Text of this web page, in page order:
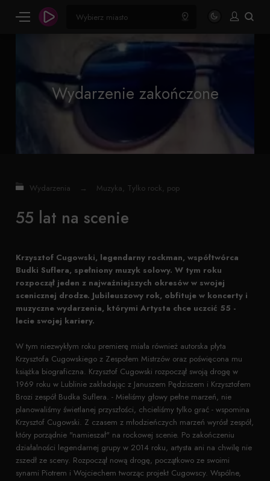
Wydarzenie zakończone
Wydarzenia → Muzyka, Tylko rock, pop
55 lat na scenie
Krzysztof Cugowski, legendarny rockman, współtwórca
Budki Suflera, spełniony muzyk solowy. W tym roku
rozpoczął jeden z najważniejszych okresów w swojej
scenicznej drodze. Jubileuszowy rok, obfituje w koncerty i
muzyczne wydarzenia, którymi Artysta chce uczcić 55 -
lecie swojej kariery.
W tym niezwykłym roku premierę miała również autorska płyta
Krzysztofa Cugowskiego z Zespołem Mistrzów oraz poświęcona mu
książka biograficzna. Krzysztof Cugowski rozpoczął swoją drogę w
1969 roku w Lublinie zakładając z Januszem Pędziszem i Krzysztofem
Brozi zespół Budka Suflera. - Mieliśmy głowy pełne marzeń, nie
planowaliśmy świetlanej przyszłości, chcieliśmy tylko grać - wspomina
Krzysztof Cugowski. Z czasem z młodzieńczych marzeń wyrósł zespół,
który porządnie "namieszał" na rockowej scenie. Po zakończeniu
działalności legendarnej grupy w 2014 roku, artysta ani na chwilę nie
zszedł ze sceny. Rozpoczął nową drogę, początkowo ze swoimi
synami Piotrem i Wojciechem tworząc projekt Cugowscy. Wspólne,